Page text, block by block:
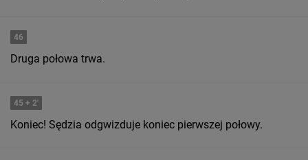
46
Druga połowa trwa.
45 + 2'
Koniec! Sędzia odgwizduje koniec pierwszej połowy.